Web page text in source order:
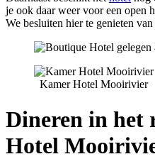
je ook daar weer voor een open
We besluiten hier te genieten
Kamer Hotel Mooirivier
Dineren in het
Hotel